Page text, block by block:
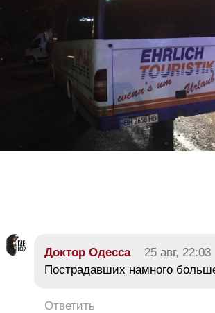
Доктор Одесса 25 авг, 22:03
Пострадавших намного
Ответить